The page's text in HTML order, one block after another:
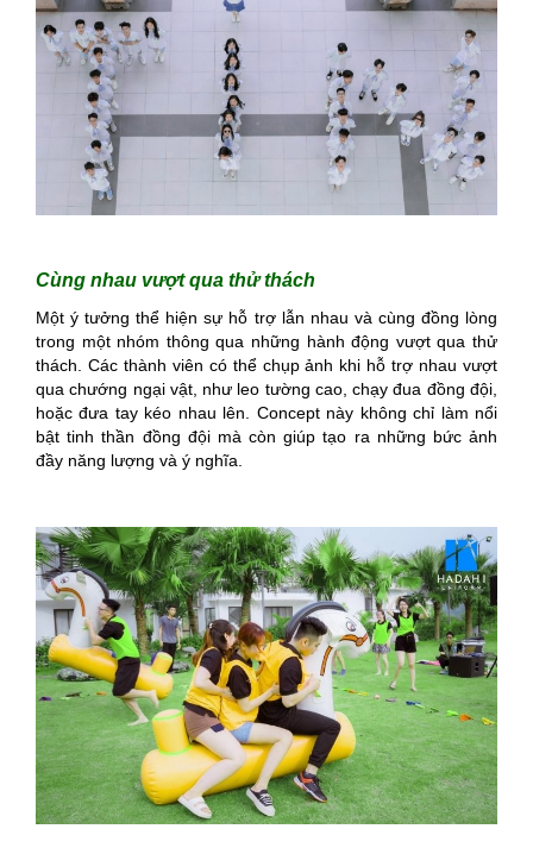
Cùng nhau vượt qua thử thách
Một ý tưởng thể hiện sự hỗ trợ lẫn nhau và cùng đồng lòng
trong một nhóm thông qua những hành động vượt qua thử
thách. Các thành viên có thể chụp ảnh khi hỗ trợ nhau vượt
qua chướng ngại vật, như leo tường cao, chạy đua đồng đội,
hoặc đưa tay kéo nhau lên. Concept này không chỉ làm nổi
bật tinh thần đồng đội mà còn giúp tạo ra những bức ảnh
đầy năng lượng và ý nghĩa.